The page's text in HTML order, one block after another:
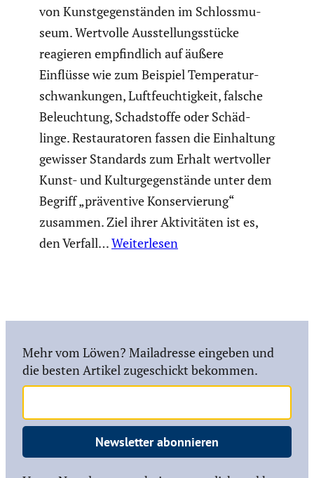
von Kunst­ge­gen­ständen im Schloss­mu­
seum. Wertvolle Ausstel­lungs­stücke
reagieren empfind­lich auf äußere
Einflüsse wie zum Beispiel Tempe­ra­tur­
schwan­kungen, Luftfeuch­tig­keit, falsche
Beleuch­tung, Schad­stoffe oder Schäd­
linge. Restau­ra­toren fassen die Einhal­tung
gewisser Standards zum Erhalt wertvoller
Kunst- und Kultur­ge­gen­stände unter dem
Begriff „präven­tive Konser­vie­rung“
zusammen. Ziel ihrer Aktivi­täten ist es,
den Verfall…Weiterlesen
Mehr vom Löwen? Mailadresse eingeben und
die besten Artikel zugeschickt bekommen.
Newsletter abonnieren